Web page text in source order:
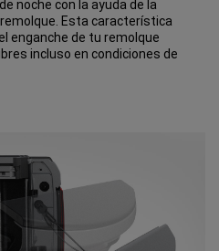
noche con la ayuda de la
Esta característica
enganche de tu remolque
incluso en condiciones de